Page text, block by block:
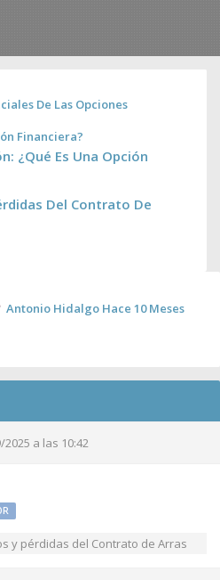
De Las Opciones
Financiera?
¿Qué Es Una Opción
Del Contrato De
Antonio Hidalgo Hace 10 Meses
2025 a las 10:42
y pérdidas del Contrato de Arras